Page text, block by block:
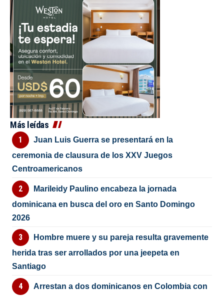
Más leídas
Juan Luis Guerra se presentará en la
ceremonia de clausura de los XXV Juegos
Centroamericanos
Marileidy Paulino encabeza la jornada
dominicana en busca del oro en Santo Domingo
2026
Hombre muere y su pareja resulta gravemente
herida tras ser arrollados por una jeepeta en
Santiago
Arrestan a dos dominicanos en Colombia con